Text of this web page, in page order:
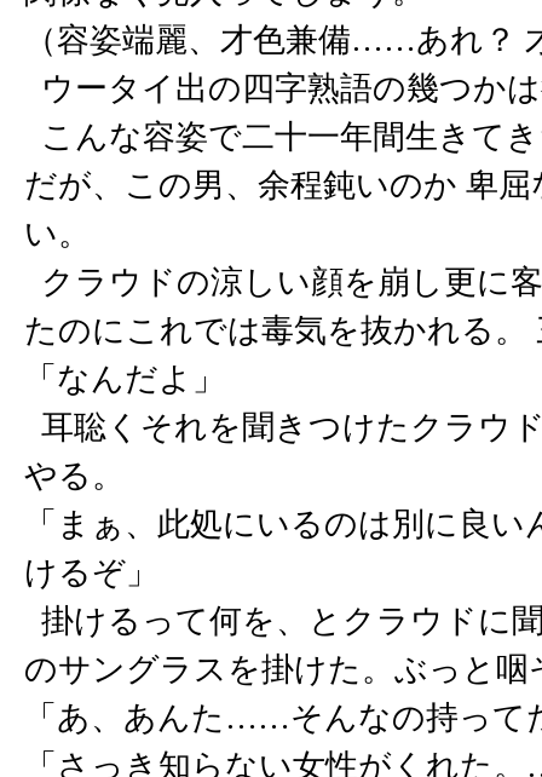
（容姿端麗、才色兼備……あれ？
ウータイ出の四字熟語の幾つか
こんな容姿で二十一年間生きて
だが、この男、余程鈍いのか 卑
い。
クラウドの涼しい顔を崩し更に
たのにこれでは毒気を抜かれる。
「なんだよ」
耳聡くそれを聞きつけたクラウ
やる。
「まぁ、此処にいるのは別に良
けるぞ」
掛けるって何を、とクラウドに
のサングラスを掛けた。ぶっと
「あ、あんた……そんなの持っ
「さっき知らない女性がくれた